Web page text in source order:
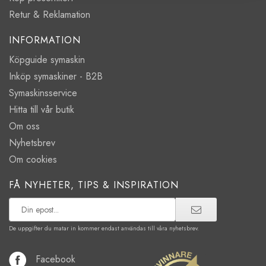
Retur & Reklamation
INFORMATION
Köpguide symaskin
Inköp symaskiner - B2B
Symaskinsservice
Hitta till vår butik
Om oss
Nyhetsbrev
Om cookies
FÅ NYHETER, TIPS & INSPIRATION
De uppgifter du matar in kommer endast användas till våra nyhetsbrev.
Facebook